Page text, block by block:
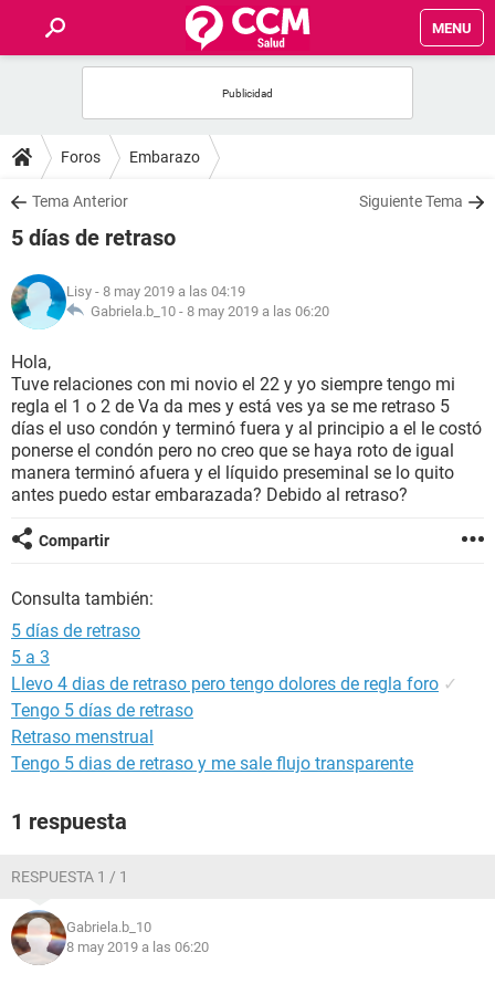
MENU
FOROS
SALUD
NUTRICIÓN
BIENESTAR
SEXUALIDAD
GLOSARIO
Foros Embarazo
Tema Anterior Siguiente Tema
5 días de retraso
Lisy - 8 may 2019 a las 04:19
Gabriela.b_10 - 8 may 2019 a las 06:20
Hola,
Tuve relaciones con mi novio el 22 y yo siempre tengo mi
regla el 1 o 2 de Va da mes y está ves ya se me retraso 5
días el uso condón y terminó fuera y al principio a el le costó
ponerse el condón pero no creo que se haya roto de igual
manera terminó afuera y el líquido preseminal se lo quito
antes puedo estar embarazada? Debido al retraso?
Compartir
Consulta también:
5 días de retraso
5 a 3
Llevo 4 dias de retraso pero tengo dolores de regla foro ✓
Tengo 5 días de retraso
Retraso menstrual
Tengo 5 dias de retraso y me sale flujo transparente
1 respuesta
RESPUESTA 1 / 1
Gabriela.b_10
8 may 2019 a las 06:20